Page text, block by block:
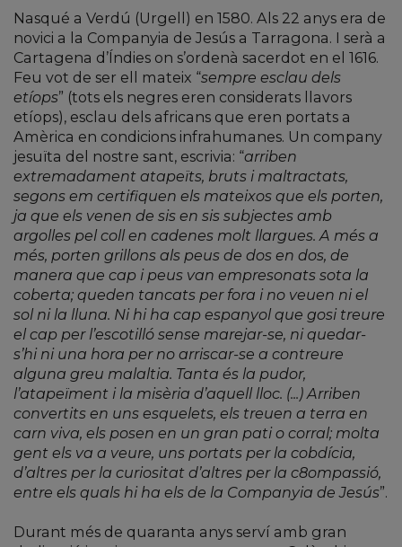
Nasqué a Verdú (Urgell) en 1580. Als 22 anys era de
novici a la Companyia de Jesús a Tarragona. I serà a
Cartagena d’Índies on s’ordenà sacerdot en el 1616.
Feu vot de ser ell mateix “sempre esclau dels
etíops” (tots els negres eren considerats llavors
etíops), esclau dels africans que eren portats a
Amèrica en condicions infrahumanes. Un company
jesuïta del nostre sant, escrivia: “arriben
extremadament atapeïts, bruts i maltractats,
segons em certifiquen els mateixos que els porten,
ja que els venen de sis en sis subjectes amb
argolles pel coll en cadenes molt llargues. A més a
més, porten grillons als peus de dos en dos, de
manera que cap i peus van empresonats sota la
coberta; queden tancats per fora i no veuen ni el
sol ni la lluna. Ni hi ha cap espanyol que gosi treure
el cap per l’escotilló sense marejar-se, ni quedar-
s’hi ni una hora per no arriscar-se a contreure
alguna greu malaltia. Tanta és la pudor,
l’atapeïment i la misèria d’aquell lloc. (...) Arriben
convertits en uns esquelets, els treuen a terra en
carn viva, els posen en un gran pati o corral; molta
gent els va a veure, uns portats per la cobdícia,
d’altres per la curiositat d’altres per la c8ompassió,
entre els quals hi ha els de la Companyia de Jesús”.
Durant més de quaranta anys serví amb gran